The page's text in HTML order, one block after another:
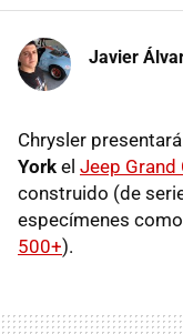
Javier
Chrysler
York el Jeep Grand
construido (de
especímenes
500+).